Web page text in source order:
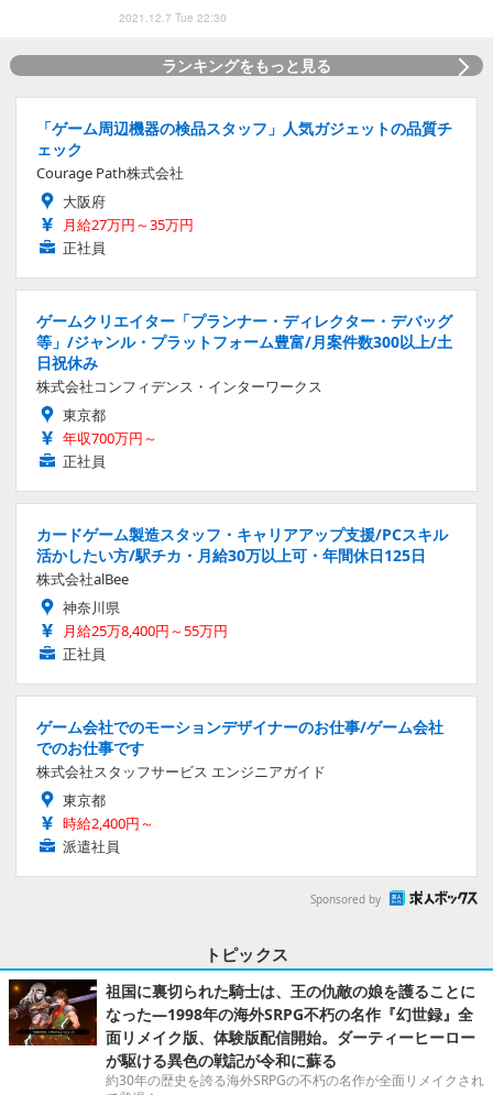
2021.12.7 Tue 22:30
ランキングをもっと見る
「ゲーム周辺機器の検品スタッフ」人気ガジェットの品質チ
ェック
Courage Path株式会社
大阪府
月給27万円～35万円
正社員
ゲームクリエイター「プランナー・ディレクター・デバッグ
等」/ジャンル・プラットフォーム豊富/月案件数300以上/土
日祝休み
株式会社コンフィデンス・インターワークス
東京都
年収700万円～
正社員
カードゲーム製造スタッフ・キャリアアップ支援/PCスキル
活かしたい方/駅チカ・月給30万以上可・年間休日125日
株式会社alBee
神奈川県
月給25万8,400円～55万円
正社員
ゲーム会社でのモーションデザイナーのお仕事/ゲーム会社
でのお仕事です
株式会社スタッフサービス エンジニアガイド
東京都
時給2,400円～
派遣社員
Sponsored by
トピックス
祖国に裏切られた騎士は、王の仇敵の娘を護ることに
なった―1998年の海外SRPG不朽の名作『幻世録』全
面リメイク版、体験版配信開始。ダーティーヒーロー
が駆ける異色の戦記が令和に蘇る
約30年の歴史を誇る海外SRPGの不朽の名作が全面リメイクされ